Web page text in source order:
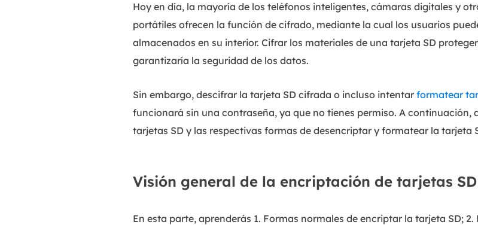
Hoy en día, la mayoría de los teléfonos inteligentes, cámaras digitales y
portátiles ofrecen la función de cifrado, mediante la cual los usuarios
almacenados en su interior. Cifrar los materiales de una tarjeta SD
garantizaría la seguridad de los datos.
Sin embargo, descifrar la tarjeta SD cifrada o incluso intentar formatear
funcionará sin una contraseña, ya que no tienes permiso. A continuación,
tarjetas SD y las respectivas formas de desencriptar y formatear la tarjeta
Visión general de la encriptación de tarjetas SD
En esta parte, aprenderás 1. Formas normales de encriptar la tarjeta SD;